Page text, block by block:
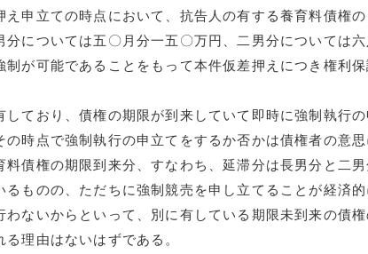
え申立ての時点において、抗告人の有する養育料債権
分については五〇月分一五〇万円、二男分については
制が可能であることをもって本件仮差押えにつき権利
ており、債権の期限が到来していて即時に強制執行
の時点で強制執行の申立てをするか否かは債権者の意
料債権の期限到来分、すなわち、延滞分は長男分と二
るものの、ただちに強制競売を申し立てることが経済
わないからといって、別に有している期限未到来の債
理由はないはずである。